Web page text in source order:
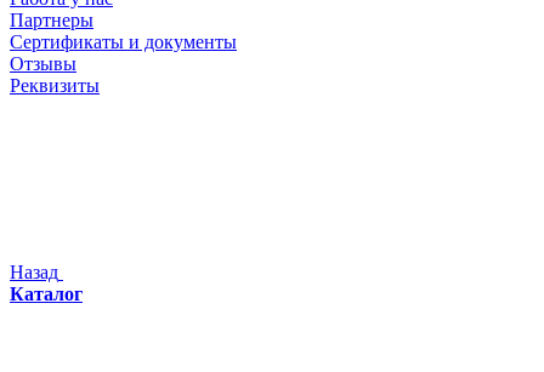
Партнеры
Сертификаты и документы
Отзывы
Реквизиты
Назад
Каталог